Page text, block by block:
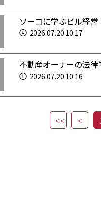
ソーコに学ぶビル経営
2026.07.20 10:17
不動産オーナーの法律
2026.07.20 10:16